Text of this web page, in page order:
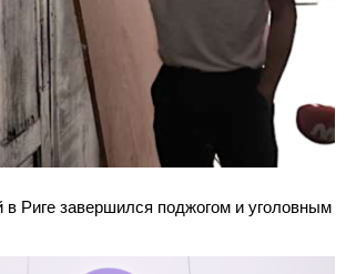
в Риге завершился поджогом и уголовным